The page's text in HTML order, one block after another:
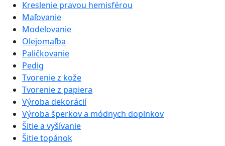
Kreslenie pravou hemisférou
Maľovanie
Modelovanie
Olejomaľba
Paličkovanie
Pedig
Tvorenie z kože
Tvorenie z papiera
Výroba dekorácií
Výroba šperkov a módnych doplnkov
Šitie a vyšívanie
Šitie topánok